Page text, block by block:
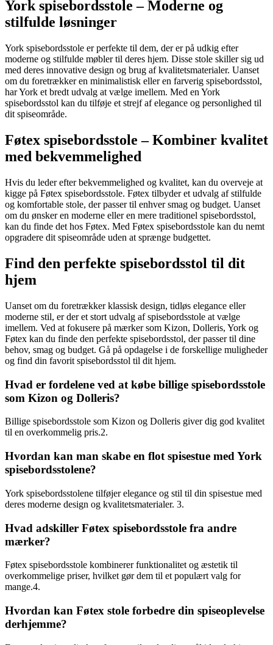
York spisebordsstole – Moderne og
stilfulde løsninger
York spisebordsstole er perfekte til dem, der er på udkig efter
moderne og stilfulde møbler til deres hjem. Disse stole skiller sig ud
med deres innovative design og brug af kvalitetsmaterialer. Uanset
om du foretrækker en minimalistisk eller en farverig spisebordsstol,
har York et bredt udvalg at vælge imellem. Med en York
spisebordsstol kan du tilføje et strejf af elegance og personlighed til
dit spiseområde.
Føtex spisebordsstole – Kombiner kvalitet
med bekvemmelighed
Hvis du leder efter bekvemmelighed og kvalitet, kan du overveje at
kigge på Føtex spisebordsstole. Føtex tilbyder et udvalg af stilfulde
og komfortable stole, der passer til enhver smag og budget. Uanset
om du ønsker en moderne eller en mere traditionel spisebordsstol,
kan du finde det hos Føtex. Med Føtex spisebordsstole kan du nemt
opgradere dit spiseområde uden at sprænge budgettet.
Find den perfekte spisebordsstol til dit
hjem
Uanset om du foretrækker klassisk design, tidløs elegance eller
moderne stil, er der et stort udvalg af spisebordsstole at vælge
imellem. Ved at fokusere på mærker som Kizon, Dolleris, York og
Føtex kan du finde den perfekte spisebordsstol, der passer til dine
behov, smag og budget. Gå på opdagelse i de forskellige muligheder
og find din favorit spisebordsstol til dit hjem.
Hvad er fordelene ved at købe billige spisebordsstole
som Kizon og Dolleris?
Billige spisebordsstole som Kizon og Dolleris giver dig god kvalitet
til en overkommelig pris.2.
Hvordan kan man skabe en flot spisestue med York
spisebordsstolene?
York spisebordsstolene tilføjer elegance og stil til din spisestue med
deres moderne design og kvalitetsmaterialer. 3.
Hvad adskiller Føtex spisebordsstole fra andre
mærker?
Føtex spisebordsstole kombinerer funktionalitet og æstetik til
overkommelige priser, hvilket gør dem til et populært valg for
mange.4.
Hvordan kan Føtex stole forbedre din spiseoplevelse
derhjemme?